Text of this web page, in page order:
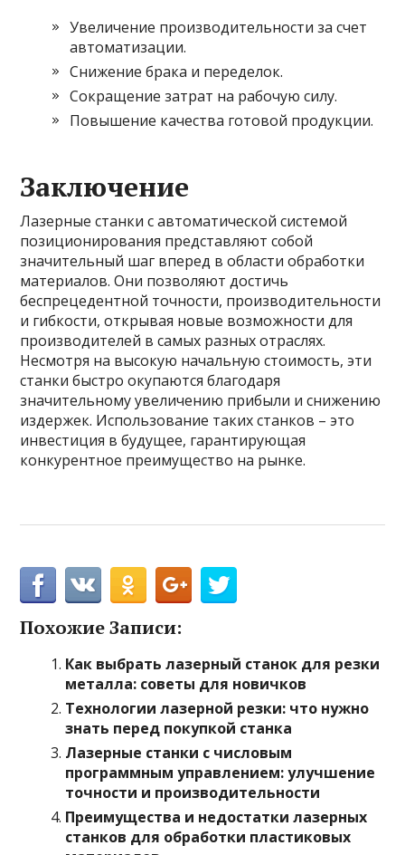
Увеличение производительности за счет
автоматизации.
Снижение брака и переделок.
Сокращение затрат на рабочую силу.
Повышение качества готовой продукции.
Заключение
Лазерные станки с автоматической системой
позиционирования представляют собой
значительный шаг вперед в области обработки
материалов. Они позволяют достичь
беспрецедентной точности, производительности
и гибкости, открывая новые возможности для
производителей в самых разных отраслях.
Несмотря на высокую начальную стоимость, эти
станки быстро окупаются благодаря
значительному увеличению прибыли и снижению
издержек. Использование таких станков – это
инвестиция в будущее, гарантирующая
конкурентное преимущество на рынке.
Похожие Записи:
Как выбрать лазерный станок для резки
металла: советы для новичков
Технологии лазерной резки: что нужно
знать перед покупкой станка
Лазерные станки с числовым
программным управлением: улучшение
точности и производительности
Преимущества и недостатки лазерных
станков для обработки пластиковых